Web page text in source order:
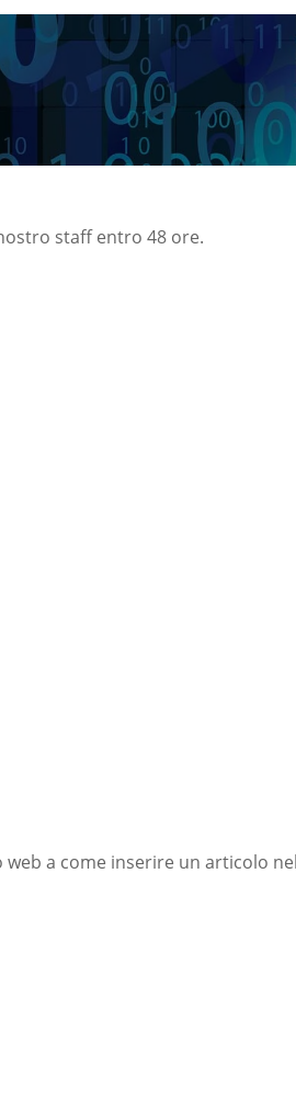
staff entro 48 ore.
a come inserire un articolo